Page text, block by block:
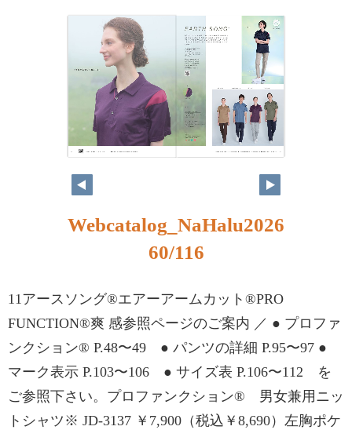
Webcatalog_NaHalu2026
60/116
11アースソング®エアーアームカット®PRO
FUNCTION®爽 感参照ページのご案内 ／ ● プロファ
ンクション® P.48〜49 ● パンツの詳細 P.95〜97 ●
マーク表示 P.103〜106 ● サイズ表 P.106〜112 を
ご参照下さい。プロファンクション® 男女兼用ニッ
トシャツ※ JD-3137 ￥7,900（税込￥8,690）左胸ポケ